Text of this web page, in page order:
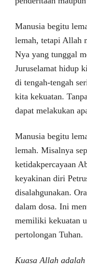
Manusia begitu
lemah, tetapi Allah
Nya yang tunggal
Juruselamat hidup
di tengah-tengah
kita kekuatan.
dapat melakukan
Manusia begitu
lemah. Misalnya
ketidakpercayaan
keyakinan diri
disalahgunakan.
dalam dosa. Ini
memiliki kekuatan
pertolongan Tuhan.
Kuasa Allah